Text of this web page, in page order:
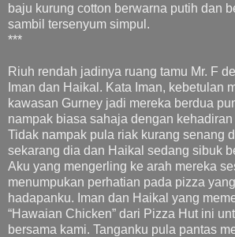
baju kurung cotton berwarna putih dan
sambil tersenyum simpul.
***
Riuh rendah jadinya ruang tamu Mr. F
Iman dan Haikal. Kata Iman, kebetulan
kawasan Gurney jadi mereka berdua
nampak biasa sahaja dengan
Tidak nampak pula riak kurang senang
sekarang dia dan Haikal sedang sibuk
Aku yang mengerling ke arah mereka
menumpukan perhatian pada pizza
hadapanku. Iman dan Haikal yang
“Hawaian Chicken” dari Pizza Hut ini
bersama kami. Tanganku pula pantas